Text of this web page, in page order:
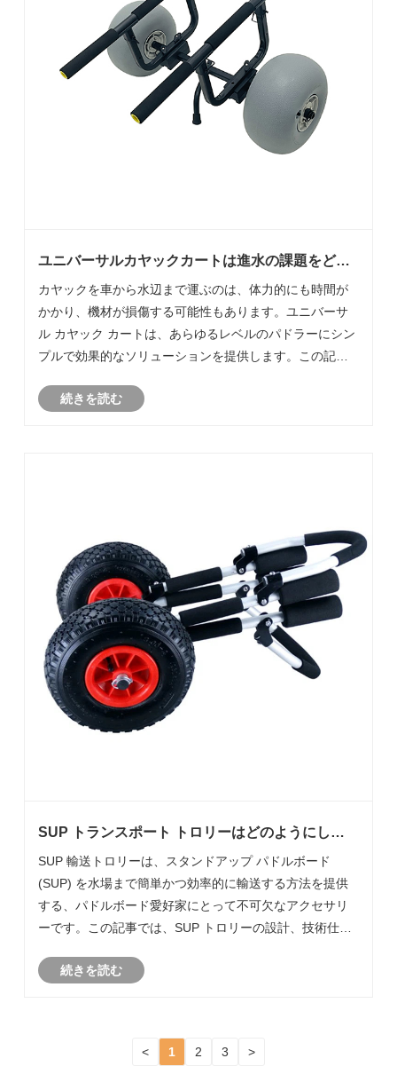
ユニバーサルカヤックカートは進水の課題をどの
カヤックを車から水辺まで運ぶのは、体力的にも時間が
かかり、機材が損傷する可能性もあります。ユニバーサ
ル カヤック カートは、あらゆるレベルのパドラーにシン
プルで効果的なソリューションを提供します。この記事
点、カートを選択する際に評価すべき機能、主な機能の
続きを読む
SUP トランスポート トロリーはどのようにして
すか?
SUP 輸送トロリーは、スタンドアップ パドルボード
(SUP) を水場まで簡単かつ効率的に輸送する方法を提供
する、パドルボード愛好家にとって不可欠なアクセサリ
ーです。この記事では、SUP トロリーの設計、技術仕
ューションを選択するためのガイダンスを提供します。
に、一般的な質問にも対処しています。
続きを読む
< 1 2 3 >